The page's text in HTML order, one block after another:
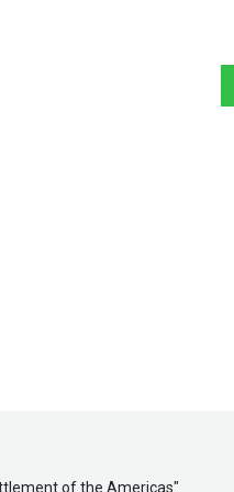
of the Americas"